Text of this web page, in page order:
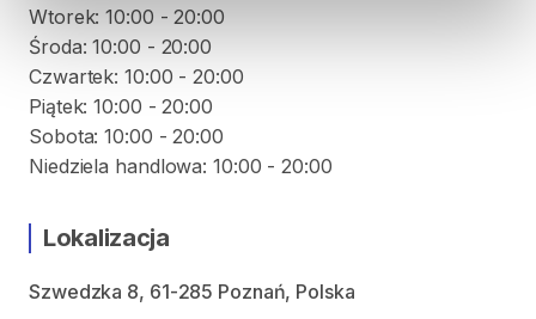
Wtorek: 10:00 - 20:00
Środa: 10:00 - 20:00
Czwartek: 10:00 - 20:00
Piątek: 10:00 - 20:00
Sobota: 10:00 - 20:00
Lokalizacja
Szwedzka 8, 61-285 Poznań, Polska